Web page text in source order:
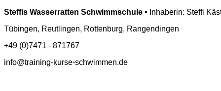
Steffis Wasserratten Schwimmschule • Inhaberin: Steffi
Tübingen, Reutlingen, Rottenburg, Rangendingen
+49 (0)7471 - 871767
info@training-kurse-schwimmen.de